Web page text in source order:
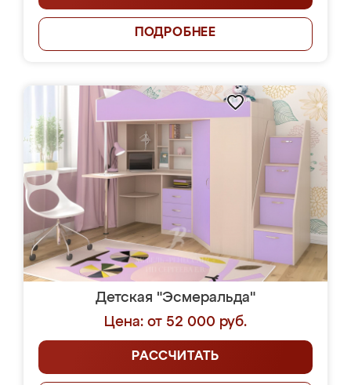
ПОДРОБНЕЕ
Детская "Эсмеральда"
Цена: от 52 000 руб.
РАССЧИТАТЬ